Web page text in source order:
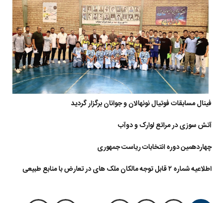
فینال مسابقات فوتیال نونهالان و جوانان برگزار گردید
آتش سوزی در مراتع لوارک و دوآب
چهاردهمین دوره انتخابات ریاست جمهوری
اطلاعیه شماره ۲ قابل توجه مالکان ملک های در تعارض با منابع طبیعی